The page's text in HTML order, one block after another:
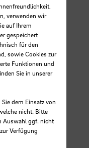
verwenden wir
auf Ihrem
gespeichert
für den
sowie Cookies zur
Funktionen und
Sie in unserer
dem Einsatz von
nicht. Bitte
Auswahl ggf. nicht
Verfügung